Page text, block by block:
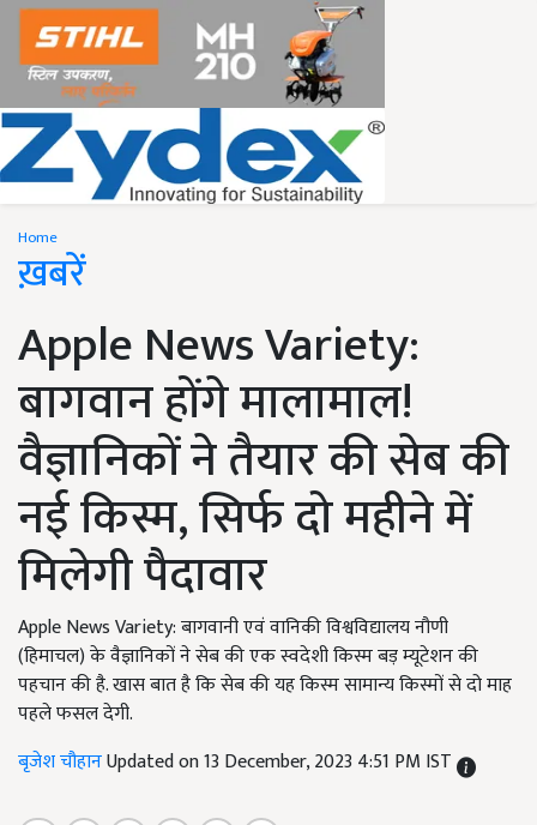
Home
ख़बरें
Apple News Variety:
बागवान होंगे मालामाल!
वैज्ञानिकों ने तैयार की सेब की
नई किस्म, सिर्फ दो महीने में
मिलेगी पैदावार
Apple News Variety: बागवानी एवं वानिकी विश्वविद्यालय नौणी
(हिमाचल) के वैज्ञानिकों ने सेब की एक स्वदेशी किस्म बड़ म्यूटेशन की
पहचान की है. खास बात है कि सेब की यह किस्म सामान्य किस्मों से दो माह
पहले फसल देगी.
बृजेश चौहानUpdated on 13 December, 2023 4:51 PM IST